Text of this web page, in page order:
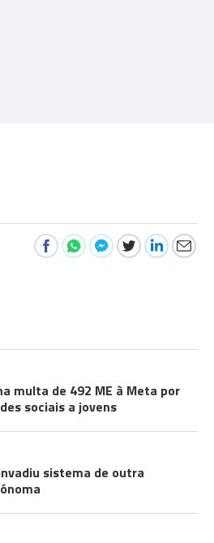
multa de 492 ME à Meta por
sociais a jovens
sistema de outra